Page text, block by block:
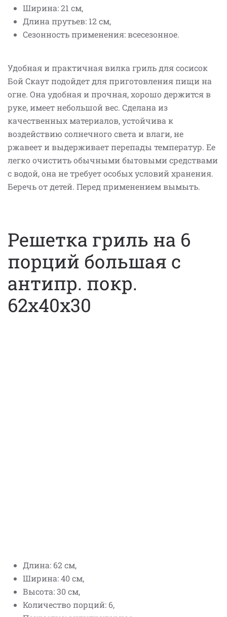
Ширина: 21 см,
Длина прутьев: 12 см,
Сезонность применения: всесезонное.
Удобная и практичная вилка гриль для сосисок
Бой Скаут подойдет для приготовления пищи на
огне. Она удобная и прочная, хорошо держится в
руке, имеет небольшой вес. Сделана из
качественных материалов, устойчива к
воздействию солнечного света и влаги, не
ржавеет и выдерживает перепады температур. Ее
легко очистить обычными бытовыми средствами
с водой, она не требует особых условий хранения.
Беречь от детей. Перед применением вымыть.
Решетка гриль на 6
порций большая с
антипр. покр.
62x40x30
Длина: 62 см,
Ширина: 40 см,
Высота: 30 см,
Количество порций: 6,